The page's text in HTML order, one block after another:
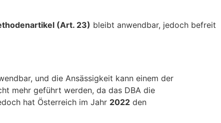
(Art. 23) bleibt anwendbar, jedoch befreit
und die Ansässigkeit kann einem der
mehr geführt werden, da das DBA die
hat Österreich im Jahr 2022 den